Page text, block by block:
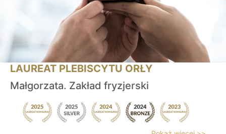
LAUREAT PLEBISCYTU ORŁY
Małgorzata. Zakład fryzjerski